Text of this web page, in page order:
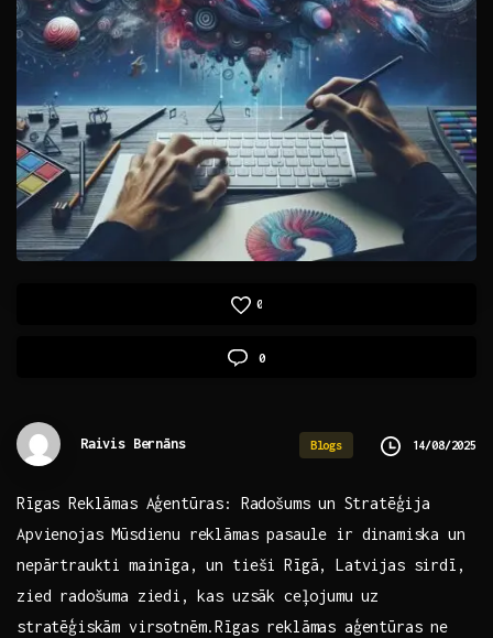
0
0
Raivis Bernāns Blogs 14/08/2025
Rīgas Reklāmas Aģentūras:⁣ Radošums ⁢un Stratēģija
Apvienojas Mūsdienu​ reklāmas pasaule ir dinamiska un
nepārtraukti mainīga, un‌ tieši Rīgā, Latvijas sirdī,
zied radošuma ziedi, ⁣kas uzsāk ceļojumu uz
stratēģiskām virsotnēm.Rīgas reklāmas aģentūras ne‌